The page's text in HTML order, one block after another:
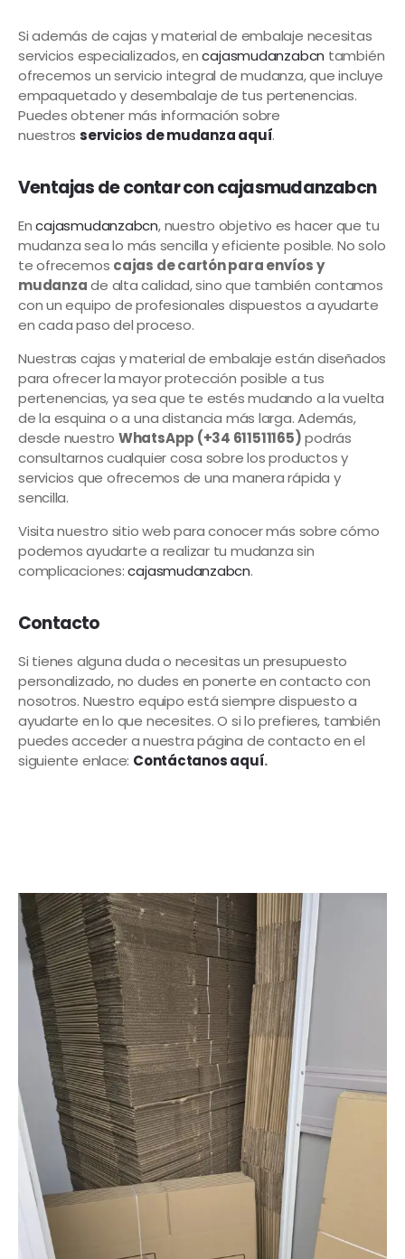
Si además de cajas y material de embalaje necesitas
servicios especializados, encajasmudanzabcn también
ofrecemos un servicio integral de mudanza, que incluye
empaquetado y desembalaje de tus pertenencias.
Puedes obtener más información sobre
nuestros servicios de mudanza aquí.
Ventajas de contar concajasmudanzabcn
Encajasmudanzabcn, nuestro objetivo es hacer que tu
mudanza sea lo más sencilla y eficiente posible. No solo
te ofrecemos cajas de cartón para envíos y
mudanzade alta calidad, sino que también contamos
con un equipo de profesionales dispuestos a ayudarte
en cada paso del proceso.
Nuestras cajas y material de embalaje están diseñados
para ofrecer la mayor protección posible a tus
pertenencias, ya sea que te estés mudando a la vuelta
de la esquina o a una distancia más larga. Además,
desde nuestro WhatsApp (+34 611511165)podrás
consultarnos cualquier cosa sobre los productos y
servicios que ofrecemos de una manera rápida y
sencilla.
Visita nuestro sitio web para conocer más sobre cómo
podemos ayudarte a realizar tu mudanza sin
complicaciones:cajasmudanzabcn.
Contacto
Si tienes alguna duda o necesitas un presupuesto
personalizado, no dudes en ponerte en contacto con
nosotros. Nuestro equipo está siempre dispuesto a
ayudarte en lo que necesites. O si lo prefieres, también
puedes acceder a nuestra página de contacto en el
siguiente enlace: Contáctanos aquí.